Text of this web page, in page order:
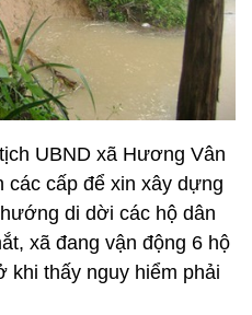
UBND xã Hương Vân
các cấp để xin xây dựng
di dời các hộ dân
xã đang vận động 6 hộ
khi thấy nguy hiểm phải